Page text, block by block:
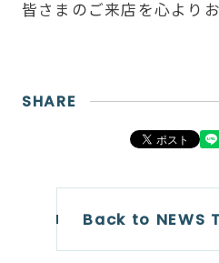
皆さまのご来店を心より
SHARE
Back to NEWS